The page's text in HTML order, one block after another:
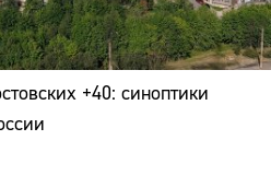
+40: синоптики